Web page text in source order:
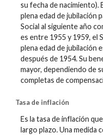
su fecha de nacimiento).
plena edad de jubilación
Social al siguiente año
es entre 1955 y 1959, el
plena edad de jubilación
después de 1954. Su
mayor, dependiendo de
completas de
Tasa de inflación
Es la tasa de inflación
largo plazo. Una medida